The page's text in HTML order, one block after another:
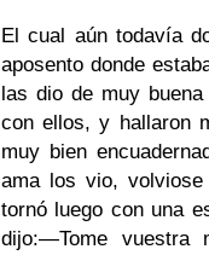
El cual aún todavía
aposento donde
las dio de muy
con ellos, y hallaron
muy bien
ama los vio,
tornó luego con una
dijo:—Tome vuestra